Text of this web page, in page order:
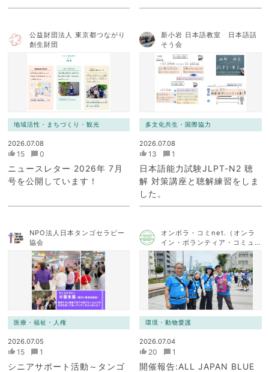
公益財団法人 東京都つながり
創生財団
地域活性・まちづくり・観光
2026.07.08
15 0
ニュースレター 2026年 7月
号を公開しています！
新小岩 日本語教室 日本語話
そう会
多文化共生・国際協力
2026.07.08
13 1
日本語能力試験JLPT-N2 聴
解 対策講座と聴解練習をしま
した。
NPO法人日本タンゴセラピー
協会
医療・福祉・人権
2026.07.05
15 1
シニアサポート活動～タンゴ
オンボラ・コミnet.（オンラ
イン・ボランティア・コミュ
ニケーション・ネットワー
ク）
環境・動物愛護
2026.07.04
20 1
開催報告:ALL JAPAN BLUE